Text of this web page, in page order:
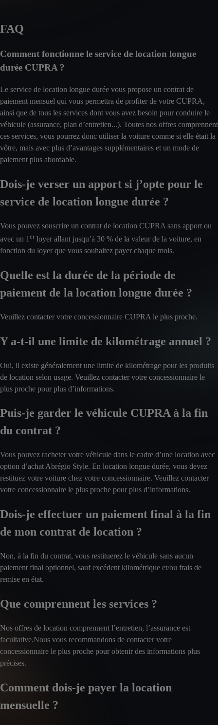
FAQ
Comment fonctionne le service de location longue
durée CUPRA ?
Le service de location longue durée vous propose un contrat de
paiement mensuel qui vous permettra de profiter de votre CUPRA,
ainsi que de tous les services dont vous avez besoin pour conduire le
véhicule (assurance, plan d’entretien...). Toutes nos offres comprennent
ces services, vous pourrez donc utiliser la voiture comme si elle était la
vôtre, mais avec plus d’avantages supplémentaires et un mode de
paiement plus abordable.
Dois-je verser un apport si j’opte pour le
service de location longue durée ?
Vous pouvez souscrire un contrat de location CUPRA sans apport ou
avec un 1 erloyer allant jusqu’à 30 % de la valeur de la voiture, en
fonction du loyer que vous souhaitez payer chaque mois.
Quelle est la durée de la période de
paiement de la location longue durée ?
Veuillez contacter votre concessionnaire CUPRA le plus proche.
Y a-t-il une limite de kilométrage annuel ?
Oui, il existe généralement une limite de kilométrage pour les produits
de location selon usage. Veuillez contacter votre concessionnaire le
plus proche pour plus d’informations.
Puis-je garder le véhicule CUPRA à la fin
du contrat ?
Vous pouvez racheter votre véhicule dans le cadre d’une location avec
option d’achat Abrégio Style. En location longue durée, vous devez
restituez votre voiture chez votre concessionnaire. Veuillez contacter
votre concessionnaire le plus proche pour plus d’informations.
Dois-je effectuer un paiement final à la fin
de mon contrat de location ?
Non, à la fin du contrat, vous restituerez le véhicule sans aucun
paiement final optionnel, sauf excédent kilométrique et/ou frais de
remise en état.
Que comprennent les services ?
Nos offres de location comprennent l’entretien, l’assurance est
facultative.Nous vous recommandons de contacter votre
concessionnaire le plus proche pour obtenir des informations plus
précises.
Comment dois-je payer la location
mensuelle ?